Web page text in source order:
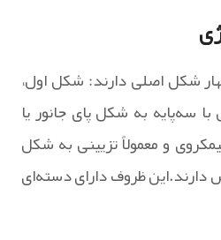
شکل‌ اصلی‌ دارند: شکل‌ اول‌،
سه‌پایه‌ به‌ شکل‌ پای‌ جانور یا
و معمولاً تزیینی‌ به‌ شکل‌
دارند.این‌ ظروف‌ دارای‌ دسته‌ای‌